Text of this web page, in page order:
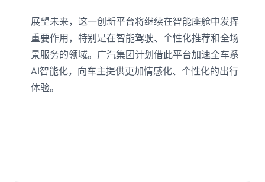
展望未来，这一创新平台将继续在智能座舱中发挥
重要作用，特别是在智能驾驶、个性化推荐和全场
景服务的领域。广汽集团计划借此平台加速全车系
AI智能化，向车主提供更加情感化、个性化的出行
体验。